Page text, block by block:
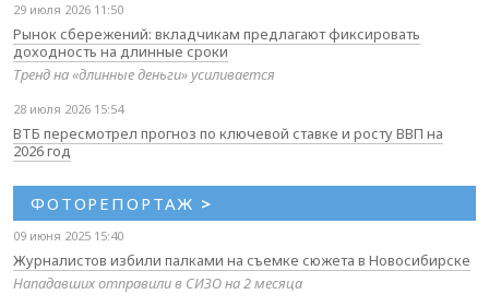
29 июля 2026 11:50
Рынок сбережений: вкладчикам предлагают фиксировать
доходность на длинные сроки
Тренд на «длинные деньги» усиливается
28 июля 2026 15:54
ВТБ пересмотрел прогноз по ключевой ставке и росту ВВП на
2026 год
ФОТОРЕПОРТАЖ >
09 июня 2025 15:40
Журналистов избили палками на съемке сюжета в Новосибирске
Нападавших отправили в СИЗО на 2 месяца